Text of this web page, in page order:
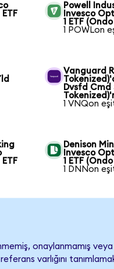
Powell
Invesco
1 ETF
1 POWLon
Vanguard
Dvsfd Cmd
1 VNQon
Denison
Invesco
1 ETF
1 DNNon
onaylanmamış
varlığını